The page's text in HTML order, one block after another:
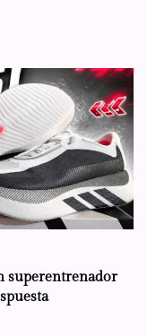
superentrenador